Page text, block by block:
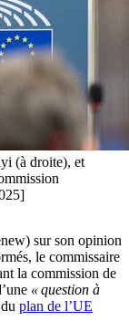
(à droite), et
sur son opinion
le commissaire
la commission de
« question à
plan de l’UE